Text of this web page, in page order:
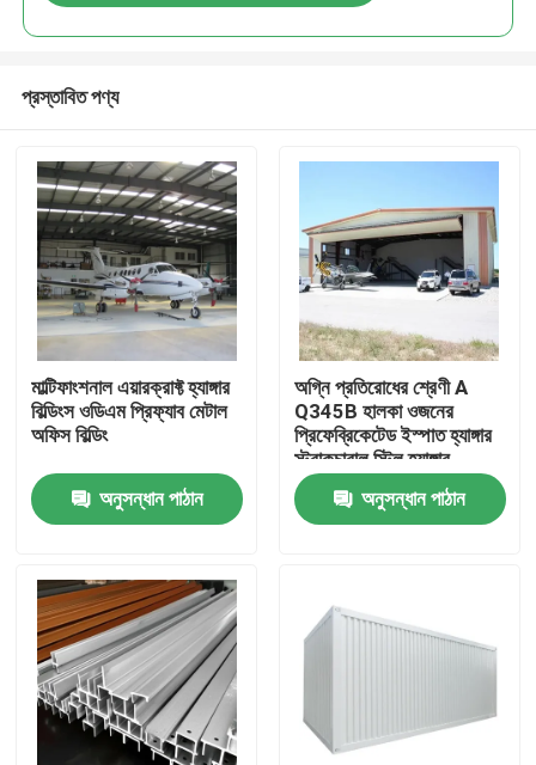
বাড়ি
পণ্য
আমাদের সম্বন্ধে
কারখানা পরিদর্শন
প্রস্তাবিত পণ্য
মাল্টিফাংশনাল এয়ারক্রাফ্ট হ্যাঙ্গার
বিল্ডিংস ওডিএম প্রিফ্যাব মেটাল
অফিস বিল্ডিং
অনুসন্ধান পাঠান
অগ্নি প্রতিরোধের শ্রেণী A
Q345B হালকা ওজনের
প্রিফেব্রিকেটেড ইস্পাত হ্যাঙ্গার
স্ট্রাকচারাল স্টিল হ্যাঙ্গার
অনুসন্ধান পাঠান